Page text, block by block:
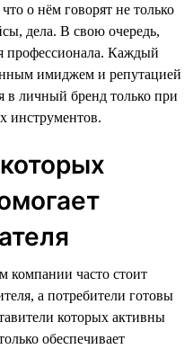
о нём говорят не только
дела. В свою очередь,
профессионала. Каждый
имиджем и репутацией
в личный бренд только при
инструментов.
компании часто стоит
а потребители готовы
которых активны
обеспечивает